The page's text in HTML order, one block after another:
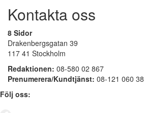
Kontakta oss
8 Sidor
Drakenbergsgatan 39
117 41 Stockholm
Redaktionen: 08-580 02 867
Prenumerera/Kundtjänst: 08-121 060 38
Följ oss: